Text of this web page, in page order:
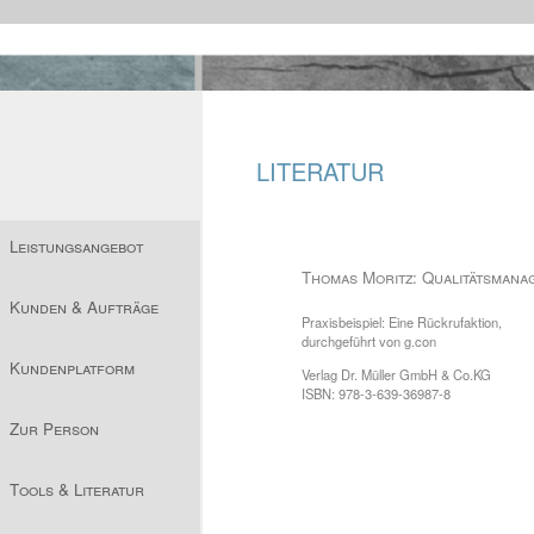
Leistungsangebot
Kunden & Aufträge
Kundenplatform
Zur Person
Tools & Literatur
LITERATUR
Thomas Moritz:
Praxisbeispiel: Eine Rückrufaktion,
durchgeführt von g.con
Verlag Dr. Müller GmbH & Co.KG
ISBN: 978-3-639-36987-8